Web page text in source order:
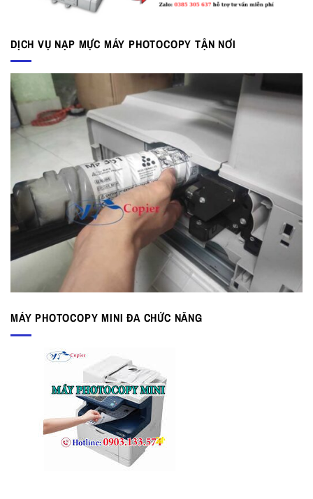
DỊCH VỤ NẠP MỰC MÁY PHOTOCOPY TẬN NƠI
MÁY PHOTOCOPY MINI ĐA CHỨC NĂNG